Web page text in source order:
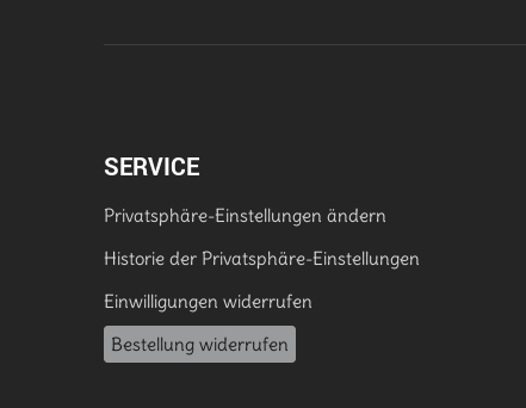
SERVICE
Privatsphäre-Einstellungen ändern
Historie der Privatsphäre-Einstellungen
Einwilligungen widerrufen
Bestellung widerrufen